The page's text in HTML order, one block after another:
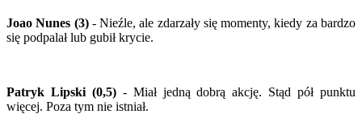
Joao Nunes (3)- Nieźle, ale zdarzały się momenty, kiedy za bardzo
się podpalał lub gubił krycie.
Patryk Lipski (0,5) - Miał jedną dobrą akcję. Stąd pół punktu
więcej. Poza tym nie istniał.